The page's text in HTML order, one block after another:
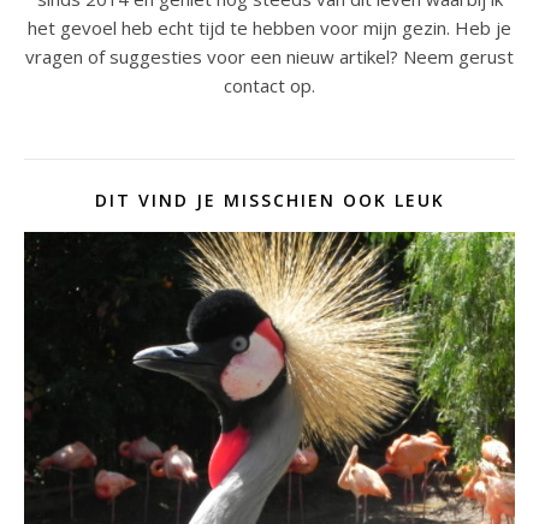
het gevoel heb echt tijd te hebben voor mijn gezin. Heb je
vragen of suggesties voor een nieuw artikel? Neem gerust
contact op.
DIT VIND JE MISSCHIEN OOK LEUK